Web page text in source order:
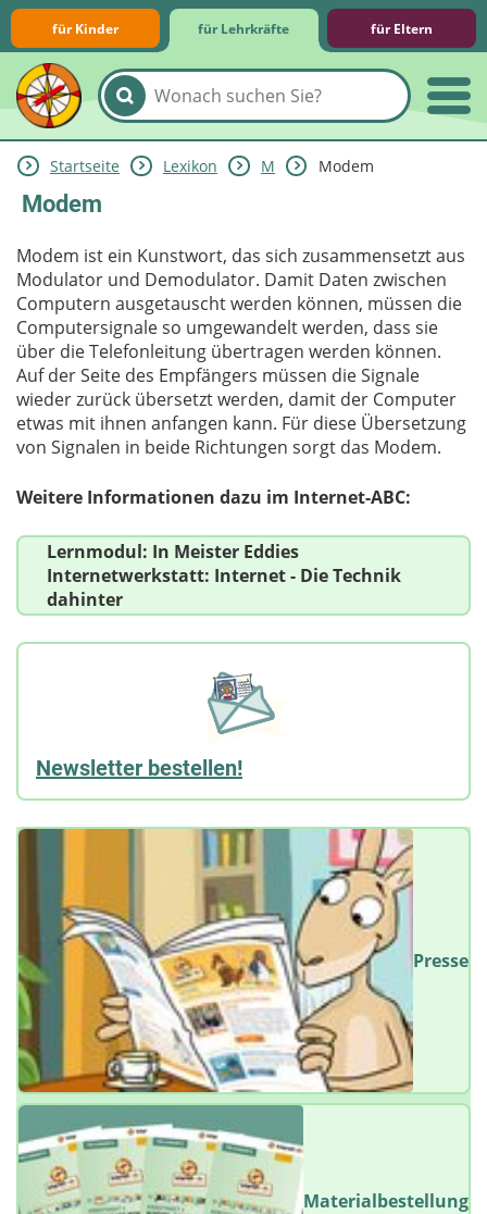
für Kinder für Lehrkräfte für Eltern
Lernmodule
Unterrichts­materialien
Internet-ABC-Schule
Praxishilfen
Aktuelles
Startseite Lexikon M Modem
Modem
Modem ist ein Kunstwort, das sich zusammensetzt aus
Modulator und Demodulator. Damit Daten zwischen
Computern ausgetauscht werden können, müssen die
Computersignale so umgewandelt werden, dass sie
über die Telefonleitung übertragen werden können.
Auf der Seite des Empfängers müssen die Signale
wieder zurück übersetzt werden, damit der Computer
etwas mit ihnen anfangen kann. Für diese Übersetzung
von Signalen in beide Richtungen sorgt das Modem.
Weitere Informationen dazu im Internet-ABC:
Lernmodul: In Meister Eddies
Internetwerkstatt: Internet - Die Technik
dahinter
Newsletter bestellen!
Presse
Materialbestellung